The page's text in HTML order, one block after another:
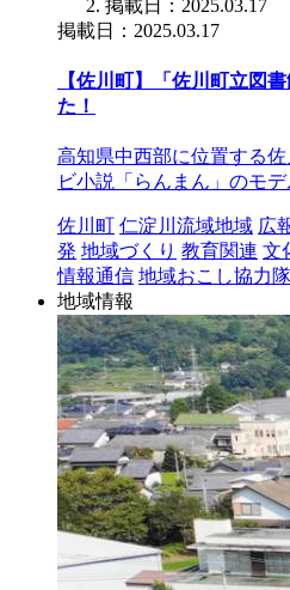
掲載日：2025.03.17
掲載日：2025.03.17
【佐川町】「佐川町立図
た！
高知県中西部に位置する
ビ小説「らんまん」のモ
佐川町 仁淀川流域地域 広
発 地域づくり 教育関連 文
情報通信 地域おこし協力隊
地域情報